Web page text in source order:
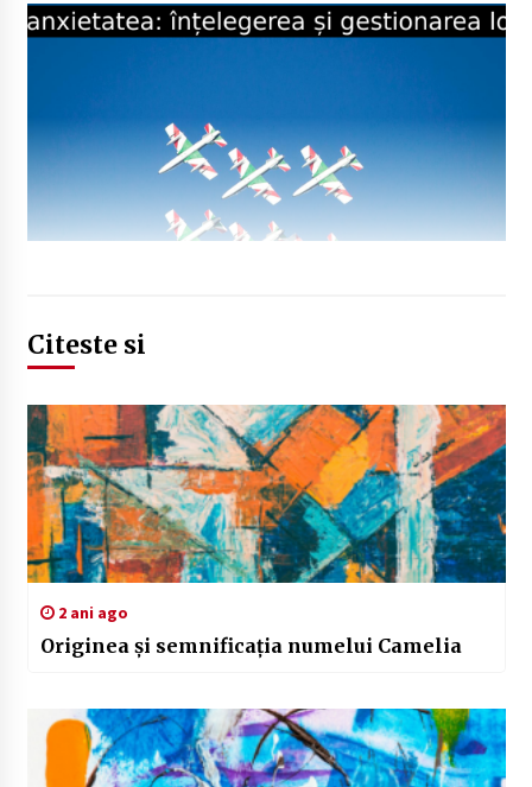
Citeste si
2 ani ago
Originea și semnificația numelui Camelia